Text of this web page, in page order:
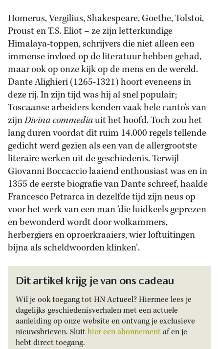
Homerus, Vergilius, Shakespeare, Goethe, Tolstoi,
Proust en T.S. Eliot – ze zijn letterkundige
Himalaya-toppen, schrijvers die niet alleen een
immense invloed op de literatuur hebben gehad,
maar ook op onze kijk op de mens en de wereld.
Dante Alighieri (1265-1321) hoort eveneens in
deze rij. In zijn tijd was hij al snel populair;
Toscaanse arbeiders kenden vaak hele canto’s van
zijnDivina commediauit het hoofd. Toch zou het
lang duren voordat dit ruim 14.000 regels tellende
gedicht werd gezien als een van de allergrootste
literaire werken uit de geschiedenis. Terwijl
Giovanni Boccaccio laaiend enthousiast was en in
1355 de eerste biografie van Dante schreef, haalde
Francesco Petrarca in dezelfde tijd zijn neus op
voor het werk van een man ‘die luidkeels geprezen
en bewonderd wordt door wolkammers,
herbergiers en oproerkraaiers, wier loftuitingen
bijna als scheldwoorden klinken’.
Dit artikel krijg je van ons cadeau
Wil je ook toegang tot HN Actueel? Hiermee lees je
dagelijks geschiedenisverhalen met een actuele
aanleiding op onze website en ontvang je exclusieve
nieuwsbrieven. Sluithier een abonnementaf en je
hebt direct toegang.